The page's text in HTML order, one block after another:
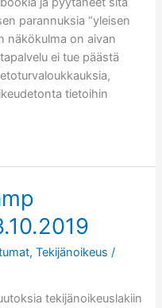
parannuksia “yleisen
näkökulma on aivan
ei tue päästä
tietoihin
,Tekijänoikeus /
tekijänoikeuslakiin